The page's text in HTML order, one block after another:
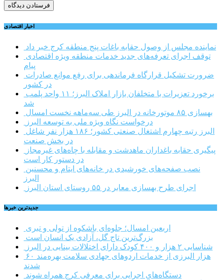
اخبار اقتصادی
نماینده مجلس از وصول حقابه باغات پنج منطقه کرج خبر داد
پیام
در کشور
شد
بهسازی ۸۵ موتورخانه در البرز طی سه‌ماهه نخست امسال
درخواست نگاه ویژه ملی به توسعه البرز
در بخش صنعت
در دستور کار است
البرز
اجرای طرح بهسازی معابر در ۵۵ روستای استان البرز
جديدترين خبرها
اربعین امسال؛ جلوه‌ای باشکوه از تولی و تبری
بزرگ‌ترین تاج گل، آزادی یک انسان است
شناسایی ۲ هزار و ۴۰۰ کودک دارای اختلالات بینایی در البرز
۶۰ هزار البرزی از خدمات اردوهای جهادی سلامت بهره‌مند
شدند
دستگاه‌های اجرایی برای معرفی کرج همراه شوند